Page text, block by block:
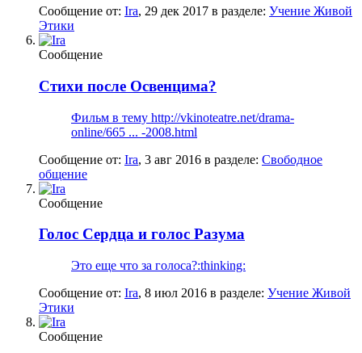
Сообщение от: Ira, 29 дек 2017 в разделе: Учение Живой
Этики
Сообщение
Стихи после Освенцима?
Фильм в тему http://vkinoteatre.net/drama-
online/665 ... -2008.html
Сообщение от: Ira, 3 авг 2016 в разделе: Свободное
общение
Сообщение
Голос Сердца и голос Разума
Это еще что за голоса?:thinking:
Сообщение от: Ira, 8 июл 2016 в разделе: Учение Живой
Этики
Сообщение